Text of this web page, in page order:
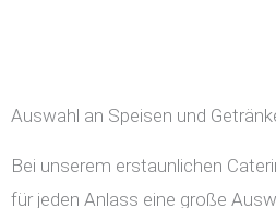
Auswahl an Speisen und
Bei unserem erstaunlichen
für jeden Anlass eine große